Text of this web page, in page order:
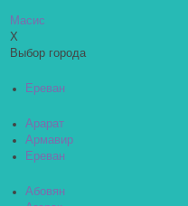
Масис
X
Выбор города
Ереван
Арарат
Армавир
Ереван
Абовян